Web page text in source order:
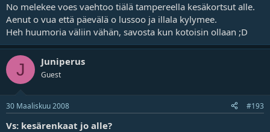
No melekee voes vaehtoo tiälä tampereella kesäkortsut alle.
Aenut o vua että päevälä o lussoo ja illala kylymee.
Heh huumoria väliin vähän, savosta kun kotoisin ollaan ;D
J Juniperus
Guest
30 Maaliskuu 2008 #193
Vs: kesärenkaat jo alle?